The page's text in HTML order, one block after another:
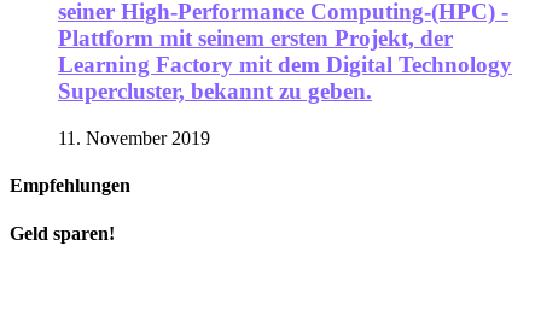
seiner High-Performance Computing-(HPC) -
Plattform mit seinem ersten Projekt, der
Learning Factory mit dem Digital Technology
Supercluster, bekannt zu geben.
11. November 2019
Empfehlungen
Geld sparen!